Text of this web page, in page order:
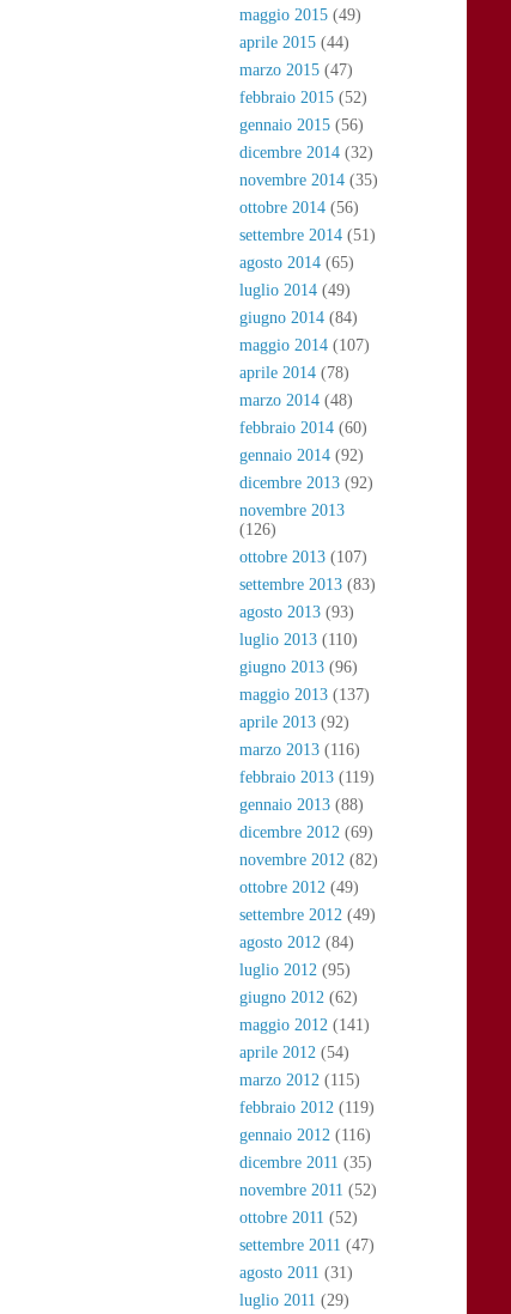
maggio 2015 (49)
aprile 2015 (44)
marzo 2015 (47)
febbraio 2015 (52)
gennaio 2015 (56)
dicembre 2014 (32)
novembre 2014 (35)
ottobre 2014 (56)
settembre 2014 (51)
agosto 2014 (65)
luglio 2014 (49)
giugno 2014 (84)
maggio 2014 (107)
aprile 2014 (78)
marzo 2014 (48)
febbraio 2014 (60)
gennaio 2014 (92)
dicembre 2013 (92)
novembre 2013
(126)
ottobre 2013 (107)
settembre 2013 (83)
agosto 2013 (93)
luglio 2013 (110)
giugno 2013 (96)
maggio 2013 (137)
aprile 2013 (92)
marzo 2013 (116)
febbraio 2013 (119)
gennaio 2013 (88)
dicembre 2012 (69)
novembre 2012 (82)
ottobre 2012 (49)
settembre 2012 (49)
agosto 2012 (84)
luglio 2012 (95)
giugno 2012 (62)
maggio 2012 (141)
aprile 2012 (54)
marzo 2012 (115)
febbraio 2012 (119)
gennaio 2012 (116)
dicembre 2011 (35)
novembre 2011 (52)
ottobre 2011 (52)
settembre 2011 (47)
agosto 2011 (31)
luglio 2011 (29)